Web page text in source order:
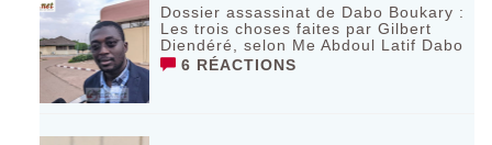
Dossier assassinat de Dabo Boukary :
Les trois choses faites par Gilbert
Diendéré, selon Me Abdoul Latif Dabo
6 RÉACTIONS